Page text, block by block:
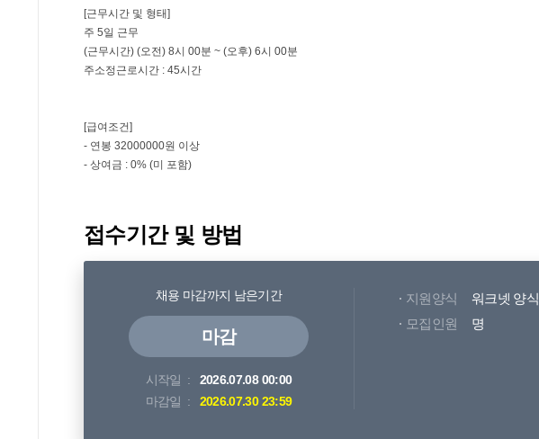
접수기간 및 방법
채용 마감까지 남은기간
마감
시작일
2026.07.08 00:00
마감일
2026.07.30 23:59
지원양식
워크넷 양식
모집인원
명